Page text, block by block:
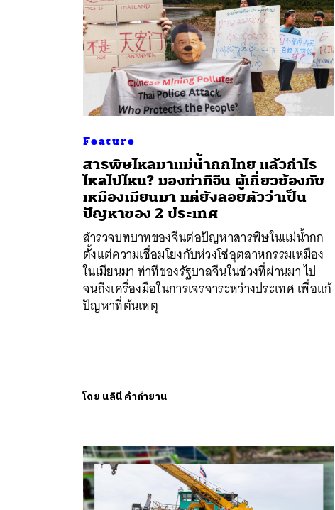
Feature
สารพิษไหลมาแม่น้ำกกไทย แล้วกำไร
ไหลไปไหน? มองท่าทีจีน ผู้เกี่ยวข้องกับ
เหมืองเมียนมา แต่ยังลอยตัวว่าเป็น
ปัญหาของ 2 ประเทศ
สำรวจบทบาทของจีนต่อปัญหาสารพิษในแม่น้ำกก
ตั้งแต่ความเชื่อมโยงกับห่วงโซ่อุตสาหกรรมเหมือง
ในเมียนมา ท่าทีของรัฐบาลจีนในช่วงที่ผ่านมา ไป
จนถึงเครื่องมือในการเจรจาระหว่างประเทศ เพื่อแก้
ปัญหาที่ต้นเหตุ
โดย นลินี ค้ากำยาน